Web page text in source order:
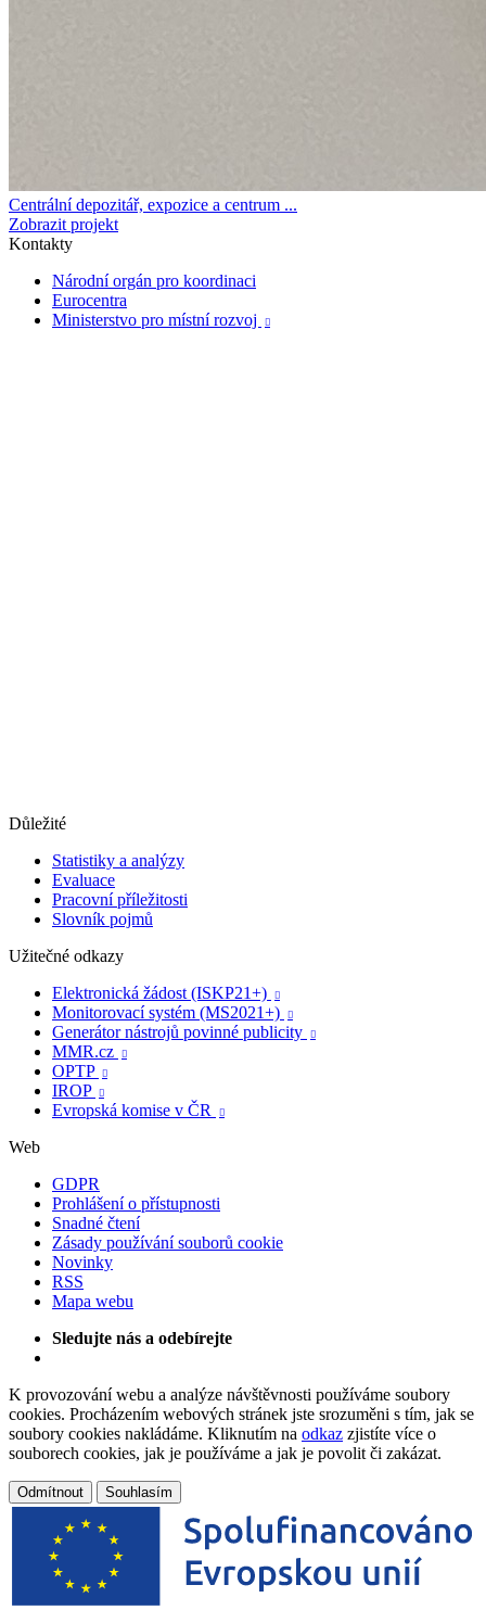
Centrální depozitář, expozice a centrum ...
Zobrazit projekt
Kontakty
Národní orgán pro koordinaci
Eurocentra
Ministerstvo pro místní rozvoj

Důležité
Statistiky a analýzy
Evaluace
Pracovní příležitosti
Slovník pojmů
Užitečné odkazy
Elektronická žádost (ISKP21+)

Monitorovací systém (MS2021+) 
Generátor nástrojů povinné publicity 
MMR.cz 
OPTP 
IROP 
Evropská komise v ČR 
Web
GDPR
Prohlášení o přístupnosti
Snadné čtení
Zásady používání souborů cookie
Novinky
RSS
Mapa webu
Sledujte nás a odebírejte
K provozování webu a analýze návštěvnosti používáme soubory
cookies. Procházením webových stránek jste srozuměni s tím, jak se
soubory cookies nakládáme. Kliknutím na odkaz zjistíte více o
souborech cookies, jak je používáme a jak je povolit či zakázat.
Odmítnout Souhlasím